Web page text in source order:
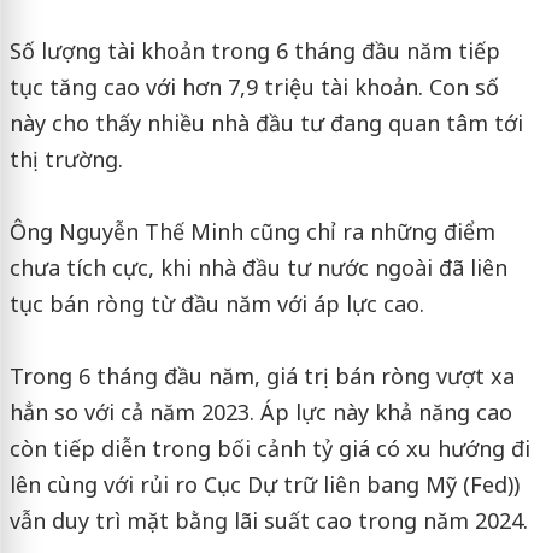
Số lượng tài khoản trong 6 tháng đầu năm tiếp
tục tăng cao với hơn 7,9 triệu tài khoản. Con số
này cho thấy nhiều nhà đầu tư đang quan tâm tới
thị trường.
Ông Nguyễn Thế Minh cũng chỉ ra những điểm
chưa tích cực, khi nhà đầu tư nước ngoài đã liên
tục bán ròng từ đầu năm với áp lực cao.
Trong 6 tháng đầu năm, giá trị bán ròng vượt xa
hẳn so với cả năm 2023. Áp lực này khả năng cao
còn tiếp diễn trong bối cảnh tỷ giá có xu hướng đi
lên cùng với rủi ro Cục Dự trữ liên bang Mỹ (Fed))
vẫn duy trì mặt bằng lãi suất cao trong năm 2024.